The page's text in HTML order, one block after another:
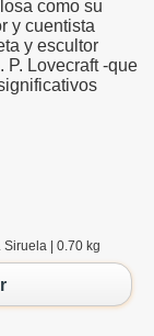
como su
y cuentista
y escultor
P. Lovecraft -que
Siruela | 0.70 kg